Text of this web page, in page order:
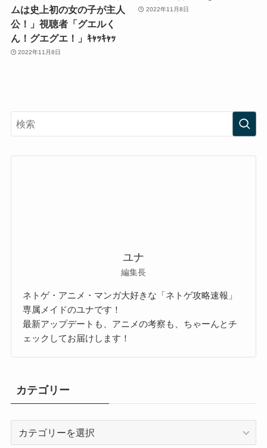
ムは史上初の女の子が主人
公！」視聴者「グエルく
ん！グエグエ！」ｷｬｯｷｬｯ
2022年11月8日
2022年11月8日
ユナ
編集長
ネトゲ・アニメ・マンガ大好きな「ネトゲ攻略速報」
専属メイドのユナです！
最新アップデートも、アニメの考察も、ちゃーんとチ
ェックしてお届けします！
カテゴリー